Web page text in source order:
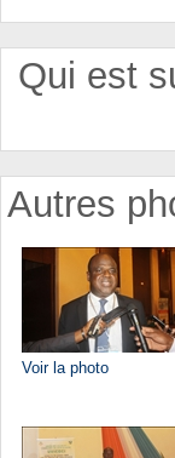
Qui est
Autres
Voir la photo